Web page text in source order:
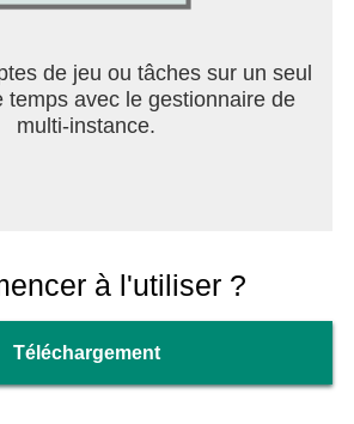
de jeu ou tâches sur un seul
temps avec le gestionnaire de
multi-instance.
à l'utiliser ?
Téléchargement